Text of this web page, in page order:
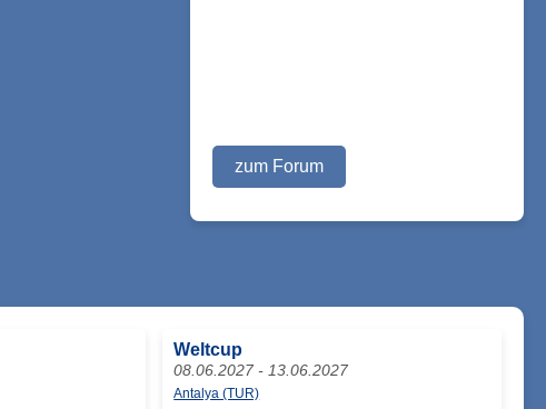
zum Forum
Weltcup
08.06.2027 - 13.06.2027
Antalya (TUR)